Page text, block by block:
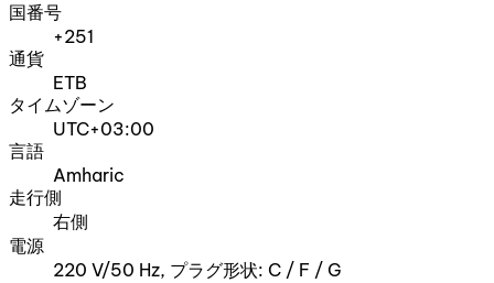
国番号
+251
通貨
ETB
タイムゾーン
UTC+03:00
言語
Amharic
走行側
右側
電源
220 V/50 Hz, プラグ形状: C / F / G